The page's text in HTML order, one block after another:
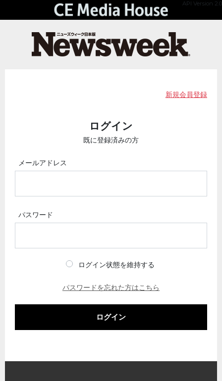
API Version 2.0
新規会員登録
ログイン
既に登録済みの方
メールアドレス
パスワード
ログイン状態を維持する
パスワードを忘れた方はこちら
ログイン